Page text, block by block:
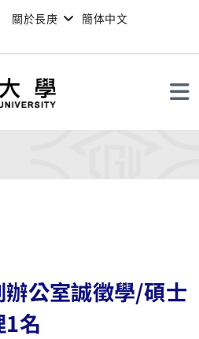
關於長庚
簡体中文
公室誠徵學/碩士
名